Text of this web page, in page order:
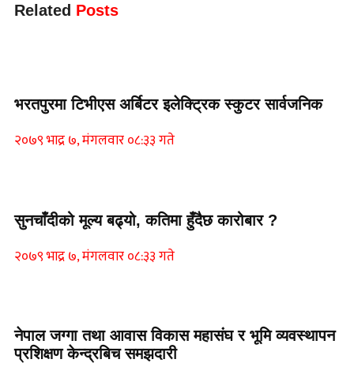
Related Posts
भरतपुरमा टिभीएस अर्बिटर इलेक्ट्रिक स्कुटर सार्वजनिक
२०७९ भाद्र ७, मंगलवार ०८:३३ गते
सुनचाँदीको मूल्य बढ्यो, कतिमा हुँदैछ कारोबार ?
२०७९ भाद्र ७, मंगलवार ०८:३३ गते
नेपाल जग्गा तथा आवास विकास महासंघ र भूमि व्यवस्थापन
प्रशिक्षण केन्द्रबिच समझदारी